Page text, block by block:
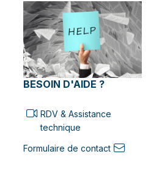
BESOIN D'AIDE ?
RDV & Assistance
technique
Formulaire de contact